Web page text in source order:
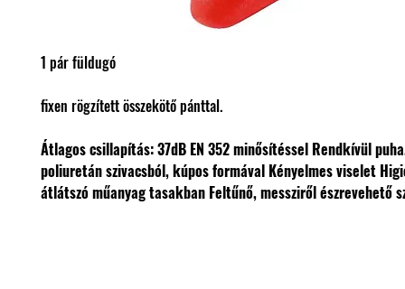
1 pár füldugó
fixen rögzített összekötő pánttal.
Átlagos csillapítás: 37dB EN 352 minősítéssel Rendkívül
poliuretán szivacsból, kúpos formával Kényelmes viselet
átlátszó műanyag tasakban Feltűnő, messziről észrevehető